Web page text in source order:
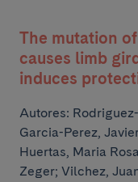
The mutation
causes limb
induces
Autores:
Garcia-Perez,
Huertas, Maria
Zeger; Vilchez,